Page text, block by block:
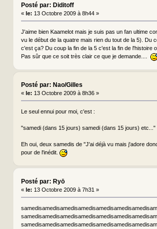
Posté par: Diditoff
« le: 13 Octobre 2009 à 8h44 »
J'aime bien Kaamelot mais je suis pas un fan ultime
vu le début de la quatre mais rien du tout de la 5). Du
c'est ça? Du coup la fin de la 5 c'est la fin de l'histoire
Pas sûr que ce soit très clair ce que je demande....
Posté par: Nao/Gilles
« le: 13 Octobre 2009 à 8h36 »
Le seul ennui pour moi, c'est :
"samedi (dans 15 jours) samedi (dans 15 jours) etc..."
Eh oui, deux samedis de "J'ai déjà vu mais j'adore
pour de l'inédit.
Posté par: Ryō
« le: 13 Octobre 2009 à 7h31 »